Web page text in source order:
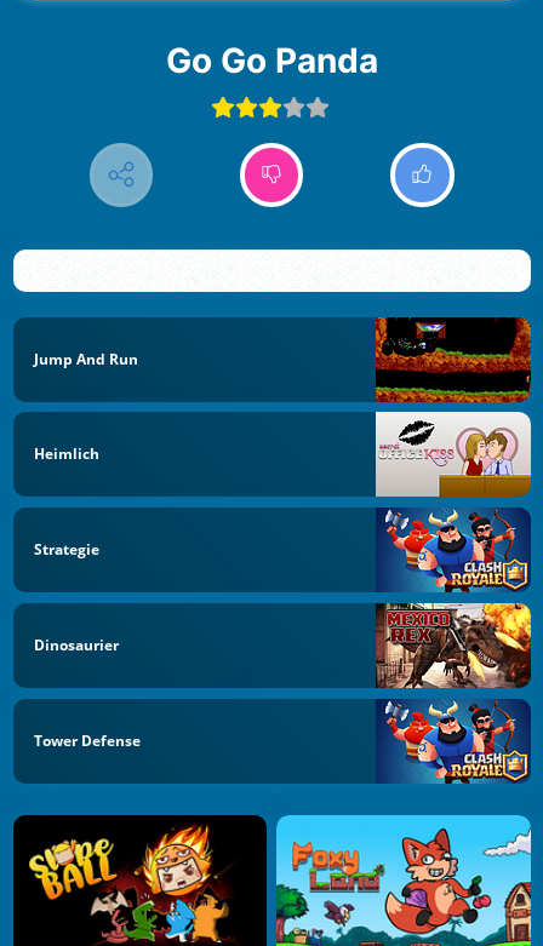
Go Go Panda
Jump And Run
Heimlich
Strategie
Dinosaurier
Tower Defense